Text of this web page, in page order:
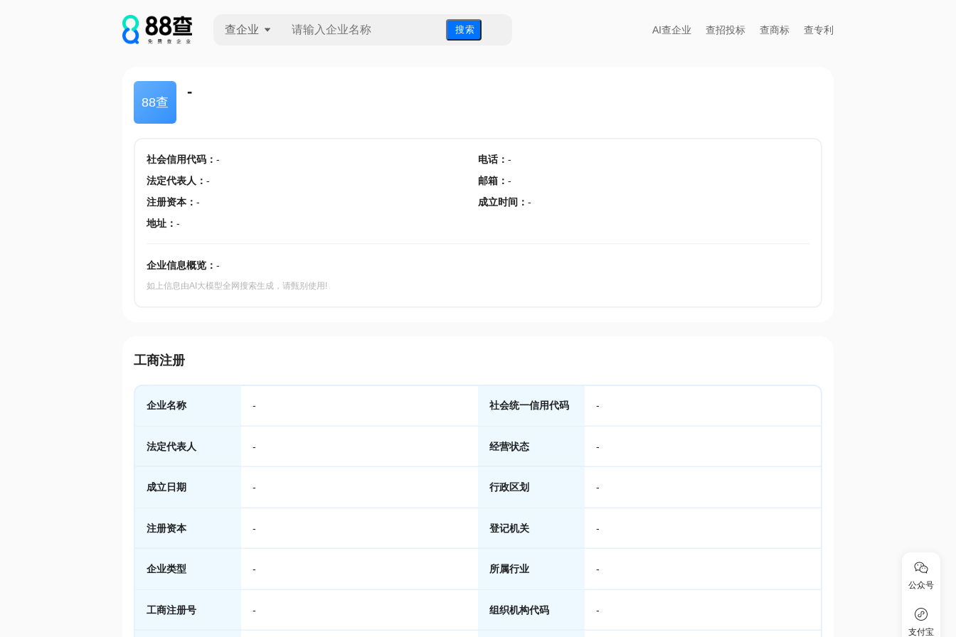
查企业 搜 索 AI查企业 查招投标 查商标 查专利
88查
-
社会信用代码： - 电话： -
法定代表人 ： - 邮箱 ： -
注册资本： - 成立时间 ： -
地址： -
企业信息概览： -
如上信息由AI大模型全网搜索生成，请甄别使用!
工商注册
企业名称 - 社会统一信用代码 -
法定代表人 - 经营状态 -
成立日期 - 行政区划 -
注册资本 - 登记机关 -
企业类型 - 所属行业 -
工商注册号 - 组织机构代码 -
公众号
支付宝